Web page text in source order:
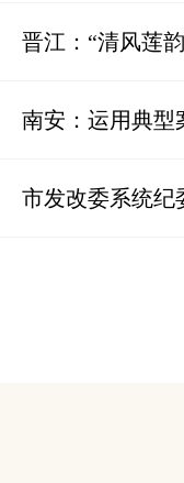
晋江：“清风莲
南安：运用典型
市发改委系统纪